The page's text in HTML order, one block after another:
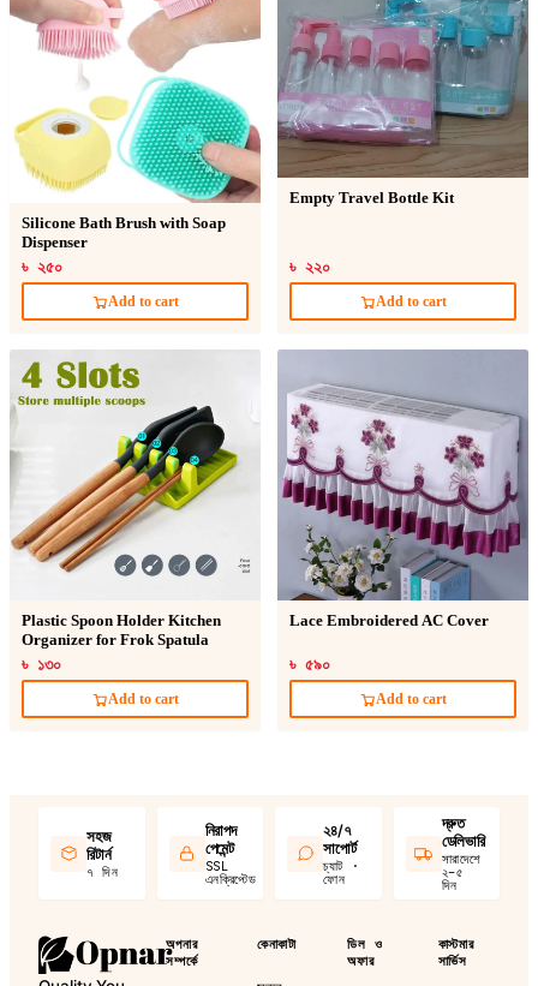
Silicone Bath Brush with Soap
Dispenser
৳ ২৫০
Add to cart
Empty Travel Bottle Kit
৳ ২২০
Add to cart
Plastic Spoon Holder Kitchen
Organizer for Frok Spatula
৳ ১৩০
Add to cart
Lace Embroidered AC Cover
৳ ৫৯০
Add to cart
সহজ
রিটার্ন
৭ দিন
নিরাপদ
পেমেন্ট
SSL
এনক্রিপ্টেড
২৪/৭
সাপোর্ট
চ্যাট ·
ফোন
দ্রুত
ডেলিভারি
সারাদেশে
২–৫
দিন
অপনার
সম্পর্কে
কেনাকাটা
ডিল ও
অফার
কাস্টমার
সার্ভিস